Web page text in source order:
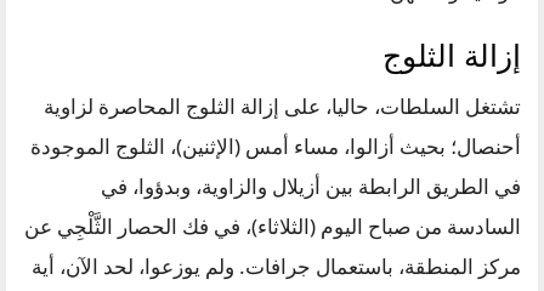
إزالة الثلوج
تشتغل السلطات، حاليا، على إزالة الثلوج المحاصرة لزاوية
أحنصال؛ بحيث أزالوا، مساء أمس (الإثنين)، الثلوج الموجودة
في الطريق الرابطة بين أزيلال والزاوية، وبدؤوا، في
السادسة من صباح اليوم (الثلاثاء)، في فك الحصار الثَّلْجِي عن
مركز المنطقة، باستعمال جرافات. ولم يوزعوا، لحد الآن، أية